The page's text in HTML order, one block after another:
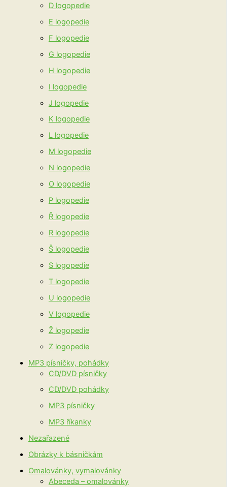
D logopedie
E logopedie
F logopedie
G logopedie
H logopedie
I logopedie
J logopedie
K logopedie
L logopedie
M logopedie
N logopedie
O logopedie
P logopedie
Ř logopedie
R logopedie
Š logopedie
S logopedie
T logopedie
U logopedie
V logopedie
Ž logopedie
Z logopedie
MP3 písničky, pohádky
CD/DVD písničky
CD/DVD pohádky
MP3 písničky
MP3 říkanky
Nezařazené
Obrázky k básničkám
Omalovánky, vymalovánky
Abeceda – omalovánky